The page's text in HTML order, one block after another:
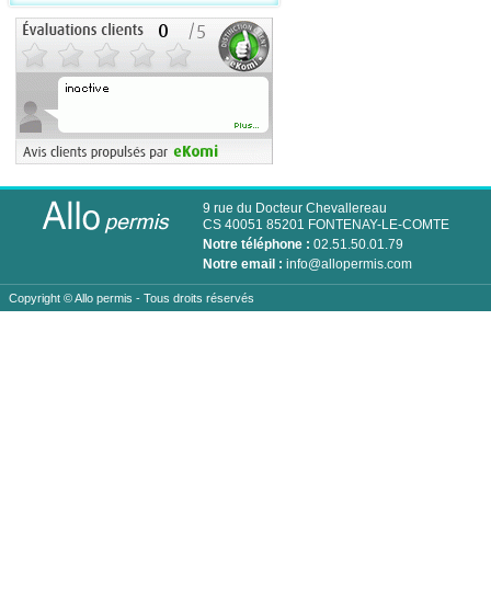
9 rue du Docteur Chevallereau
CS 40051 85201 FONTENAY-LE-COMTE
Notre téléphone : 02.51.50.01.79
Notre email : info@allopermis.com
Copyright ©Allo permis - Tous droits réservés